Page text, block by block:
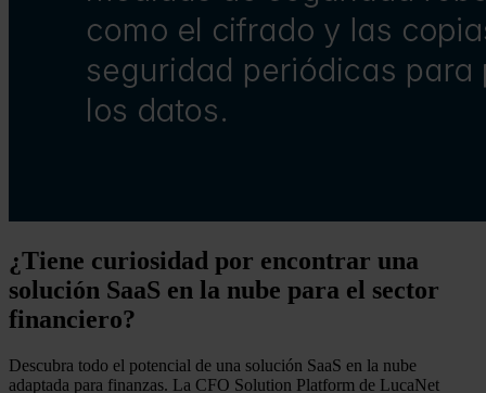
¿Tiene curiosidad por encontrar una
solución SaaS en la nube para el sector
financiero?
Descubra todo el potencial de una solución SaaS en la nube
adaptada para finanzas. La CFO Solution Platform de LucaNet